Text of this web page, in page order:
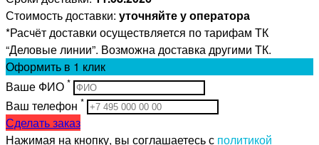
Стоимость доставки: уточняйте у оператора
*Расчёт доставки осуществляется по тарифам ТК
“Деловые линии”. Возможна доставка другими ТК.
Оформить в 1 клик
Ваше ФИО *
Ваш телефон *
Сделать заказ
Нажимая на кнопку, вы соглашаетесь с политикой